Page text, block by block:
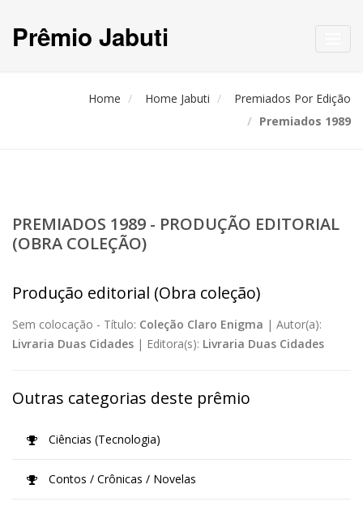
Prêmio Jabuti
Home Home Jabuti
Premiados Por Edição
Premiados 1989
PREMIADOS 1989 - PRODUÇÃO EDITORIAL
(OBRA COLEÇÃO)
Produção editorial (Obra coleção)
Sem colocação - Título: Coleção Claro Enigma | Autor(a):
Livraria Duas Cidades | Editora(s): Livraria Duas Cidades
Outras categorias deste prêmio
Ciências (Tecnologia)
Contos / Crônicas / Novelas